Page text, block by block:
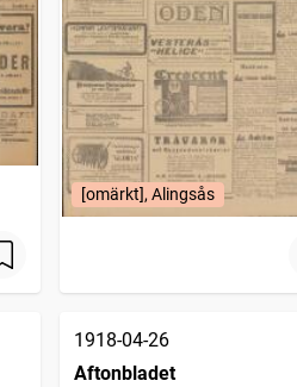
[omärkt], Alingsås
1918-04-26
Aftonbladet